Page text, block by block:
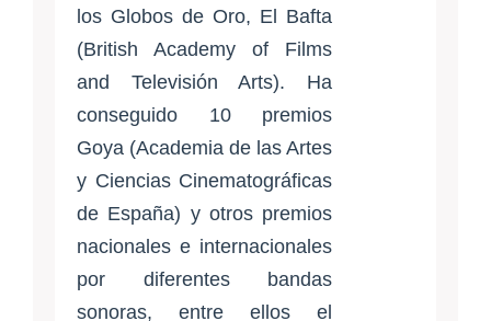
los Globos de Oro, El Bafta
(British Academy of Films
and Televisión Arts). Ha
conseguido 10 premios
Goya (Academia de las Artes
y Ciencias Cinematográficas
de España) y otros premios
nacionales e internacionales
por diferentes bandas
sonoras, entre ellos el